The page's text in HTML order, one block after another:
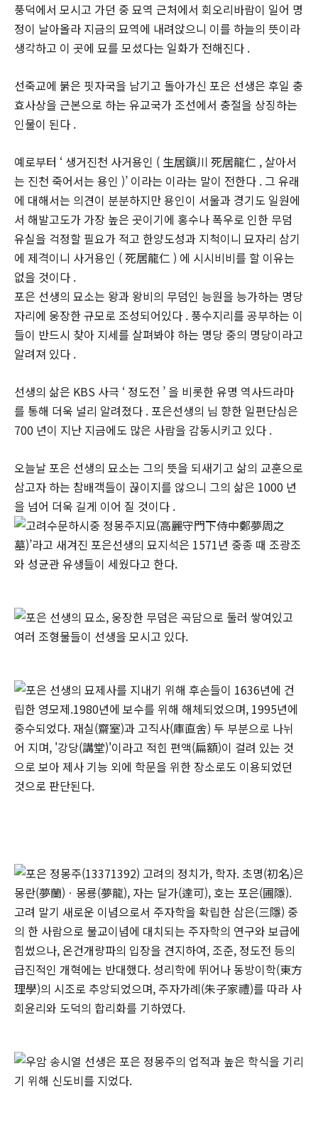
풍덕에서 모시고 가던 중 묘역 근처에서 회오리바람이 일어 명
정이 날아올라 지금의 묘역에 내려앉으니 이를 하늘의 뜻이라
생각하고 이 곳에 묘를 모셨다는 일화가 전해진다 .
선죽교에 붉은 핏자국을 남기고 돌아가신 포은 선생은 후일 충
효사상을 근본으로 하는 유교국가 조선에서 충절을 상징하는
인물이 된다 .
예로부터 ‘ 생거진천 사거용인 ( 生居鎭川 死居龍仁 , 살아서
는 진천 죽어서는 용인 )’ 이라는 이라는 말이 전한다 . 그 유래
에 대해서는 의견이 분분하지만 용인이 서울과 경기도 일원에
서 해발고도가 가장 높은 곳이기에 홍수나 폭우로 인한 무덤
유실을 걱정할 필요가 적고 한양도성과 지척이니 묘자리 삼기
에 제격이니 사거용인 ( 死居龍仁 ) 에 시시비비를 할 이유는
없을 것이다 .
포은 선생의 묘소는 왕과 왕비의 무덤인 능원을 능가하는 명당
자리에 웅장한 규모로 조성되어있다 . 풍수지리를 공부하는 이
들이 반드시 찾아 지세를 살펴봐야 하는 명당 중의 명당이라고
알려져 있다 .
선생의 삶은 KBS 사극 ‘ 정도전 ’ 을 비롯한 유명 역사드라마
를 통해 더욱 널리 알려졌다 . 포은선생의 님 향한 일편단심은
700 년이 지난 지금에도 많은 사람을 감동시키고 있다 .
오늘날 포은 선생의 묘소는 그의 뜻을 되새기고 삶의 교훈으로
삼고자 하는 참배객들이 끊이지를 않으니 그의 삶은 1000 년
을 넘어 더욱 길게 이어 질 것이다 .